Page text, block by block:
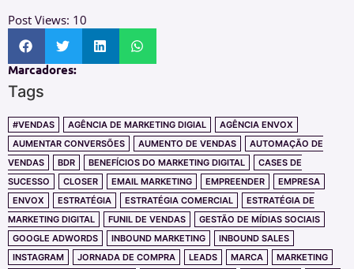
Post Views: 10
Marcadores:
Tags
#VENDAS AGÊNCIA DE MARKETING DIGIAL
AGÊNCIA ENVOX
AUMENTAR CONVERSÕES
AUMENTO DE VENDAS
AUTOMAÇÃO DE
VENDAS
BDR BENEFÍCIOS DO MARKETING DIGITAL
CASES DE
SUCESSO
CLOSER EMAIL MARKETING EMPREENDER
EMPRESA
ENVOX
ESTRATÉGIA ESTRATÉGIA COMERCIAL
ESTRATÉGIA DE
MARKETING DIGITAL
FUNIL DE VENDAS
GESTÃO DE MÍDIAS SOCIAIS
GOOGLE ADWORDS
INBOUND MARKETING
INBOUND SALES
INSTAGRAM
JORNADA DE COMPRA LEADS MARCA
MARKETING